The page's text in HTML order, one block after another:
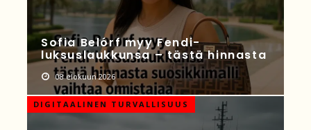
Sofia Belórf myy Fendi-
luksuslaukkunsa – tästä hinnasta
08 elokuun 2026
DIGITAALINEN TURVALLISUUS